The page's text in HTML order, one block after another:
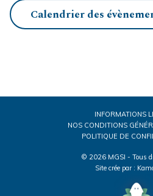
Calendrier des
© 2026 MGSI - Tous
Site crée par :
INFORMATIONS
NOS CONDITIONS
POLITIQUE DE